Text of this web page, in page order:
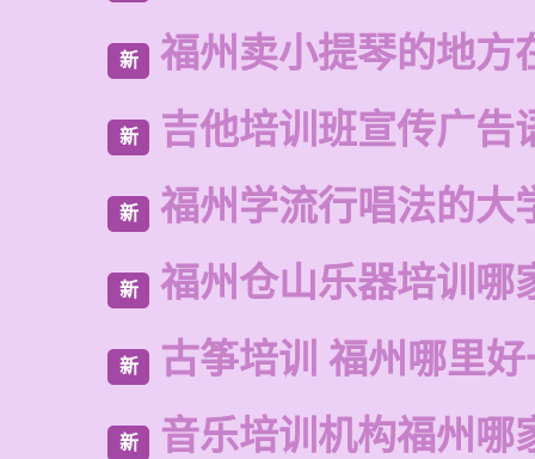
新 福州卖小提琴的地方
新 吉他培训班宣传广告
新 福州学流行唱法的大
新 福州仓山乐器培训哪
新 古筝培训 福州哪里
新 音乐培训机构福州哪